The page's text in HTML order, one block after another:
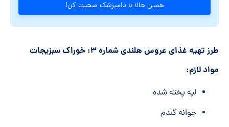
همین حالا با دامپزشک صحبت کن!
طرز تهیه غذای عروس هلندی شماره ۳: خوراک سبزیجات
مواد لازم:
لپه پخته شده
جوانه گندم